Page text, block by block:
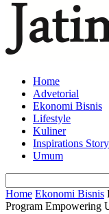
Home
Advetorial
Ekonomi Bisnis
Lifestyle
Kuliner
Inspirations Story
Umum
Home Ekonomi Bisnis
Program Empowering